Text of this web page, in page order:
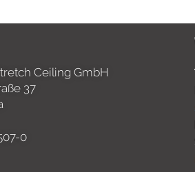
Ceiling GmbH
37
0